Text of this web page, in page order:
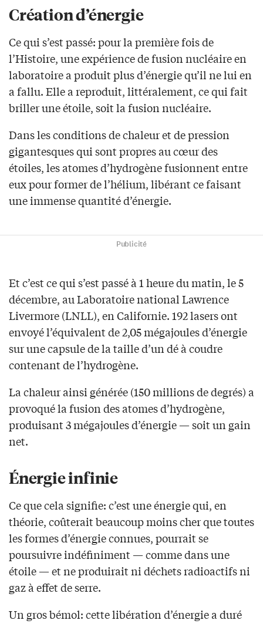
Création d’énergie
Ce qui s’est passé: pour la première fois de
l’Histoire, une expérience de fusion nucléaire en
laboratoire a produit plus d’énergie qu’il ne lui en
a fallu. Elle a reproduit, littéralement, ce qui fait
briller une étoile, soit la fusion nucléaire.
Dans les conditions de chaleur et de pression
gigantesques qui sont propres au cœur des
étoiles, les atomes d’hydrogène fusionnent entre
eux pour former de l’hélium, libérant ce faisant
une immense quantité d’énergie.
Publicité
Et c’est ce qui s’est passé à 1 heure du matin, le 5
décembre, au Laboratoire national Lawrence
Livermore (LNLL), en Californie. 192 lasers ont
envoyé l’équivalent de 2,05 mégajoules d’énergie
sur une capsule de la taille d’un dé à coudre
contenant de l’hydrogène.
La chaleur ainsi générée (150 millions de degrés) a
provoqué la fusion des atomes d’hydrogène,
produisant 3 mégajoules d’énergie — soit un gain
net.
Énergie infinie
Ce que cela signifie: c’est une énergie qui, en
théorie, coûterait beaucoup moins cher que toutes
les formes d’énergie connues, pourrait se
poursuivre indéfiniment — comme dans une
étoile — et ne produirait ni déchets radioactifs ni
gaz à effet de serre.
Un gros bémol: cette libération d’énergie a duré